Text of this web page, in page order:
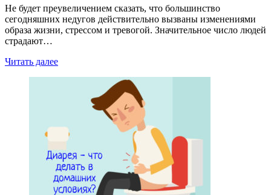
Не будет преувеличением сказать, что большинство
сегодняшних недугов действительно вызваны изменениями
образа жизни, стрессом и тревогой. Значительное число людей
страдают…
Читать далее